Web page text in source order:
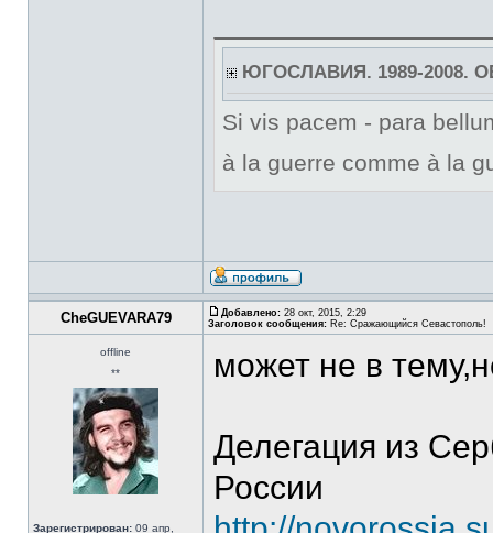
ЮГОСЛАВИЯ. 1989-2008.
Si vis pacem - para
à la guerre comme à la
CheGUEVARA79 Добавлено: 28 окт, 2015, 2:29
Заголовок сообщения: Re: Сражающийся Севастополь!
offline
**
Зарегистрирован: 09 апр,
может не в
Делегация из
России